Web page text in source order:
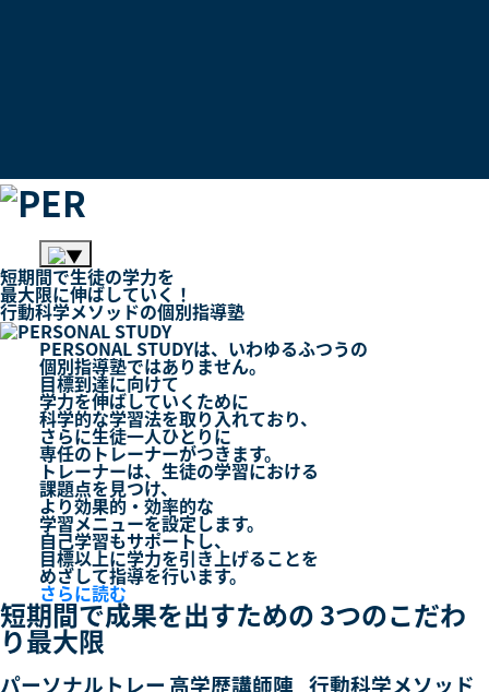
短期間で生徒の学力を
最大限に伸ばしていく！
行動科学メソッドの個別指導塾
PERSONAL STUDYは、いわゆるふつうの
個別指導塾ではありません。
目標到達に向けて
学力を伸ばしていくために
科学的な学習法を取り入れており、
さらに生徒一人ひとりに
専任のトレーナーがつきます。
トレーナーは、生徒の学習における
課題点を見つけ、
より効果的・効率的な
学習メニューを設定します。
自己学習もサポートし、
目標以上に学力を引き上げることを
めざして指導を行います。
さらに読む
短期間で成果を出すための3つのこだわ
り最大限
パーソナルトレー 高学歴講師陣 行動科学メソッド